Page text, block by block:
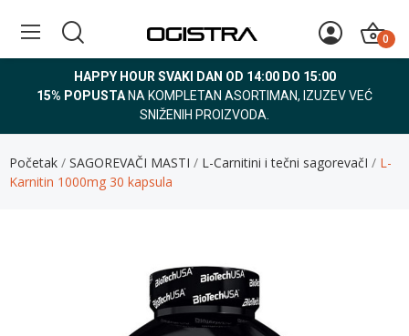
0
HAPPY HOUR SVAKI DAN OD 14:00 DO 15:00
15% POPUSTA NA KOMPLETAN ASORTIMAN, IZUZEV VEĆ
SNIŽENIH PROIZVODA.
Početak SAGOREVAČI MASTI L-Carnitini i tečni sagorevačI
L-
Karnitin 1000mg 30 kapsula